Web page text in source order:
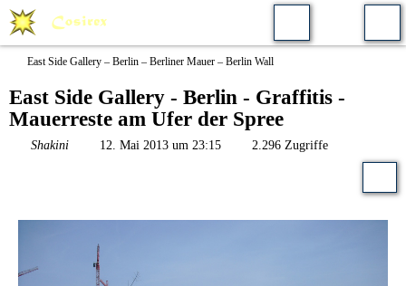
East Side Gallery – Berlin – Berliner Mauer – Berlin Wall
East Side Gallery - Berlin - Graffitis -
Mauerreste am Ufer der Spree
Shakini 12. Mai 2013 um 23:15 2.296 Zugriffe